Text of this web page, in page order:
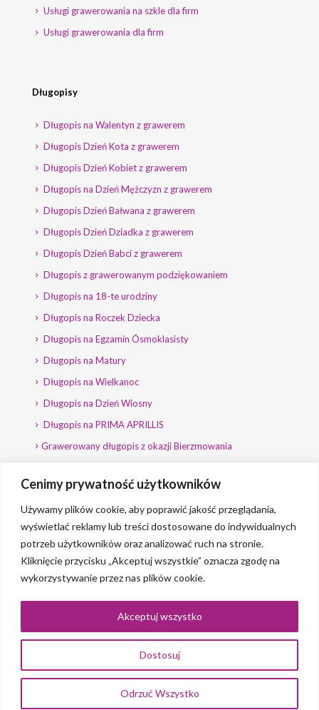
Cenimy prywatność użytkowników
Używamy plików cookie, aby poprawić jakość przeglądania,
wyświetlać reklamy lub treści dostosowane do indywidualnych
potrzeb użytkowników oraz analizować ruch na stronie.
Kliknięcie przycisku „Akceptuj wszystkie” oznacza zgodę na
wykorzystywanie przez nas plików cookie.
Dostosuj
Odrzuć Wszystko
Akceptuj wszystko
Usługi grawerowania na szkle dla firm
Usługi grawerowania dla firm
Długopisy
Długopis na Walentyn z grawerem
Długopis Dzień Kota z grawerem
Długopis Dzień Kobiet z grawerem
Długopis na Dzień Mężczyzn z grawerem
Długopis Dzień Bałwana z grawerem
Długopis Dzień Dziadka z grawerem
Długopis Dzień Babci z grawerem
Długopis z grawerowanym podziękowaniem
Długopis na 18-te urodziny
Długopis na Roczek Dziecka
Długopis na Egzamin Ósmoklasisty
Długopis na Matury
Długopis na Wielkanoc
Długopis na Dzień Wiosny
Długopis na PRIMA APRILLIS
Grawerowany długopis z okazji Bierzmowania
Grawerowany długopis dla Polityka
© 2023 Grawerlik |2QBS